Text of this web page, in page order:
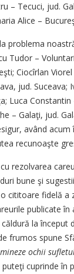
– Tecuci, jud.
Alice –
problema
Tudor –
Ciocîrlan
jud. Suceava;
Luca Constantin
– Galaţi, jud.
având acum
recunoaşte
rezolvarea
bune şi
cititoare fidelă a
publicate în
la început
frumos spune
ochii
cuprinde în